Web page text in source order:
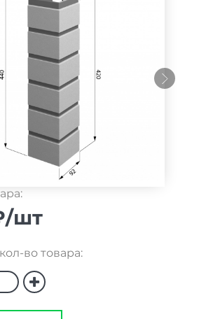
шт
во товара: